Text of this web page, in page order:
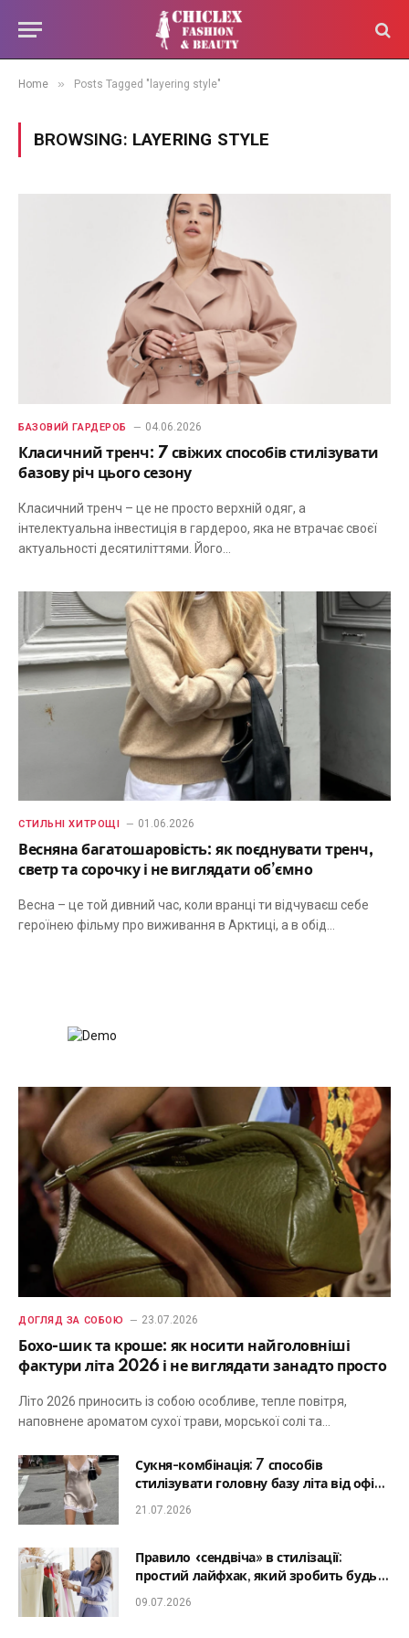
Home » Posts Tagged "layering style"
BROWSING: LAYERING STYLE
БАЗОВИЙ ГАРДЕРОБ 04.06.2026
Класичний тренч: 7 свіжих способів стилізувати
базову річ цього сезону
Класичний тренч – це не просто верхній одяг, а
інтелектуальна інвестиція в гардероо, яка не втрачає своєї
актуальності десятиліттями. Його…
СТИЛЬНІ ХИТРОЩІ 01.06.2026
Весняна багатошаровість: як поєднувати тренч,
светр та сорочку і не виглядати об’ємно
Весна – це той дивний час, коли вранці ти відчуваєш себе
героїнею фільму про виживання в Арктиці, а в обід…
ДОГЛЯД ЗА СОБОЮ 23.07.2026
Бохо-шик та кроше: як носити найголовніші
фактури літа 2026 і не виглядати занадто просто
Літо 2026 приносить із собою особливе, тепле повітря,
наповнене ароматом сухої трави, морської солі та…
Сукня-комбінація: 7 способів
стилізувати головну базу літа від офісу
до романтичної вечері
21.07.2026
Правило «сендвіча» в стилізації:
простий лайфхак, який зробить будь-
який образ гармонійним
09.07.2026